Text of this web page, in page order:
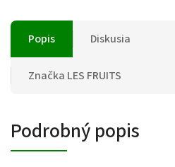
Popis Diskusia
Značka LES FRUITS
Podrobný popis